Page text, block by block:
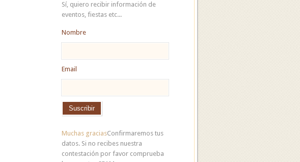
Sí, quiero recibir información de
eventos, fiestas etc...
Nombre
Email
Muchas graciasConfirmaremos tus
datos. Si no recibes nuestra
contestación por favor comprueba